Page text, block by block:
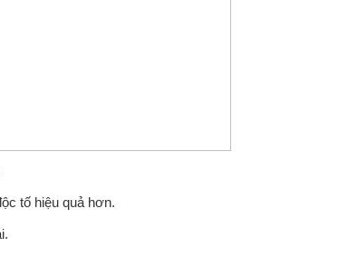
tố hiệu quả hơn.